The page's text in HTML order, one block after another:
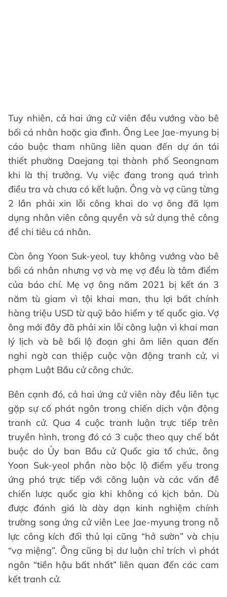
Tuy nhiên, cả hai ứng cử viên đều vướng vào bê
bối cá nhân hoặc gia đình. Ông Lee Jae-myung bị
cáo buộc tham nhũng liên quan đến dự án tái
thiết phường Daejang tại thành phố Seongnam
khi là thị trưởng. Vụ việc đang trong quá trình
điều tra và chưa có kết luận. Ông và vợ cũng từng
2 lần phải xin lỗi công khai do vợ ông đã lạm
dụng nhân viên công quyền và sử dụng thẻ công
để chi tiêu cá nhân.
Còn ông Yoon Suk-yeol, tuy không vướng vào bê
bối cá nhân nhưng vợ và mẹ vợ đều là tâm điểm
của báo chí. Mẹ vợ ông năm 2021 bị kết án 3
năm tù giam vì tội khai man, thu lợi bất chính
hàng triệu USD từ quỹ bảo hiểm y tế quốc gia. Vợ
ông mới đây đã phải xin lỗi công luận vì khai man
lý lịch và bê bối lộ đoạn ghi âm liên quan đến
nghi ngờ can thiệp cuộc vận động tranh cử, vi
phạm Luật Bầu cử công chức.
Bên cạnh đó, cả hai ứng cử viên này đều liên tục
gặp sự cố phát ngôn trong chiến dịch vận động
tranh cử. Qua 4 cuộc tranh luận trực tiếp trên
truyền hình, trong đó có 3 cuộc theo quy chế bắt
buộc do Ủy ban Bầu cử Quốc gia tổ chức, ông
Yoon Suk-yeol phần nào bộc lộ điểm yếu trong
ứng phó trực tiếp với công luận và các vấn đề
chiến lược quốc gia khi không có kịch bản. Dù
được đánh giá là dày dạn kinh nghiệm chính
trường song ứng cử viên Lee Jae-myung trong nỗ
lực công kích đối thủ lại cũng “hở sườn” và chịu
“vạ miệng”. Ông cũng bị dư luận chỉ trích vì phát
ngôn “tiền hậu bất nhất” liên quan đến các cam
kết tranh cử.